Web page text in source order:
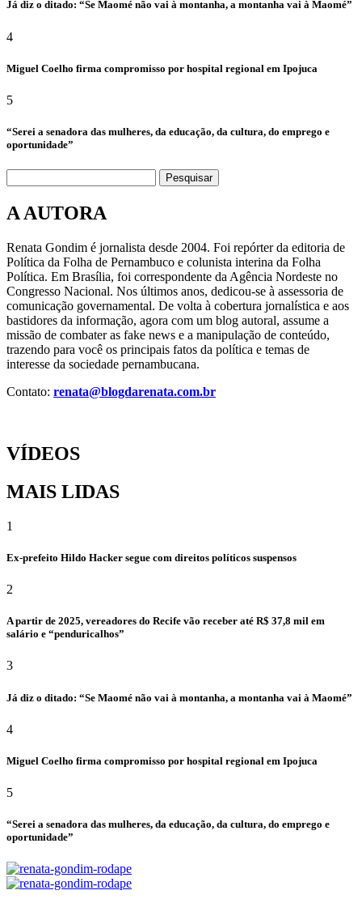
Já diz o ditado: “Se Maomé não vai à montanha, a montanha vai à Maomé”
4
Miguel Coelho firma compromisso por hospital regional em Ipojuca
5
“Serei a senadora das mulheres, da educação, da cultura, do emprego e
oportunidade”
Pesquisar
A AUTORA
Renata Gondim é jornalista desde 2004. Foi repórter da editoria de
Política da Folha de Pernambuco e colunista interina da Folha
Política. Em Brasília, foi correspondente da Agência Nordeste no
Congresso Nacional. Nos últimos anos, dedicou-se à assessoria de
comunicação governamental. De volta à cobertura jornalística e aos
bastidores da informação, agora com um blog autoral, assume a
missão de combater as fake news e a manipulação de conteúdo,
trazendo para você os principais fatos da política e temas de
interesse da sociedade pernambucana.
Contato: renata@blogdarenata.com.br
VÍDEOS
MAIS LIDAS
1
Ex-prefeito Hildo Hacker segue com direitos políticos suspensos
2
A partir de 2025, vereadores do Recife vão receber até R$ 37,8 mil em
salário e “penduricalhos”
3
Já diz o ditado: “Se Maomé não vai à montanha, a montanha vai à Maomé”
4
Miguel Coelho firma compromisso por hospital regional em Ipojuca
5
“Serei a senadora das mulheres, da educação, da cultura, do emprego e
oportunidade”